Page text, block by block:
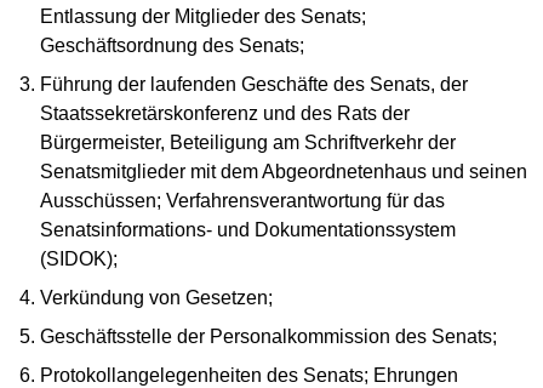
Entlassung der Mitglieder des Senats;
Geschäftsordnung des Senats;
Führung der laufenden Geschäfte des Senats, der
Staatssekretärskonferenz und des Rats der
Bürgermeister, Beteiligung am Schriftverkehr der
Senatsmitglieder mit dem Abgeordnetenhaus und seinen
Ausschüssen; Verfahrensverantwortung für das
Senatsinformations- und Dokumentationssystem
(SIDOK);
Verkündung von Gesetzen;
Geschäftsstelle der Personalkommission des Senats;
Protokollangelegenheiten des Senats; Ehrungen